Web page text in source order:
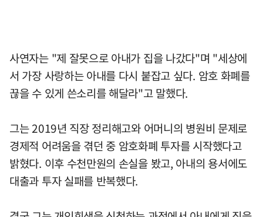
사연자는 "제 잘못으로 아내가 집을 나갔다"며 "세상에
서 가장 사랑하는 아내를 다시 붙잡고 싶다. 암호 화폐를
끊을 수 있게 쓴소리를 해달라"고 말했다.
그는 2019년 직장 정리해고와 어머니의 병원비 문제로
경제적 어려움을 겪던 중 암호화폐 투자를 시작했다고
밝혔다. 이후 수천만원의 손실을 봤고, 아내의 용서에도
대출과 투자 실패를 반복했다.